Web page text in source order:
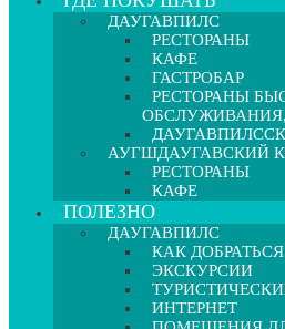
ДАУГАВПИЛС
РЕСТОРАНЫ
КАФЕ
ГАСТРОБАР
РЕСТОРАНЫ
АУГШДАУГАВСКИЙ
РЕСТОРАНЫ
КАФЕ
ПОЛЕЗНО
ДАУГАВПИЛС
КАК
ЭКСКУРСИИ
ИНТЕРНЕТ